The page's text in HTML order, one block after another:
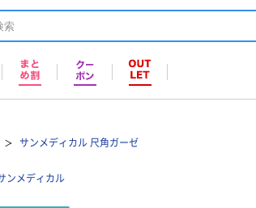
サンメディカル 尺角ガーゼ
ンメディカル